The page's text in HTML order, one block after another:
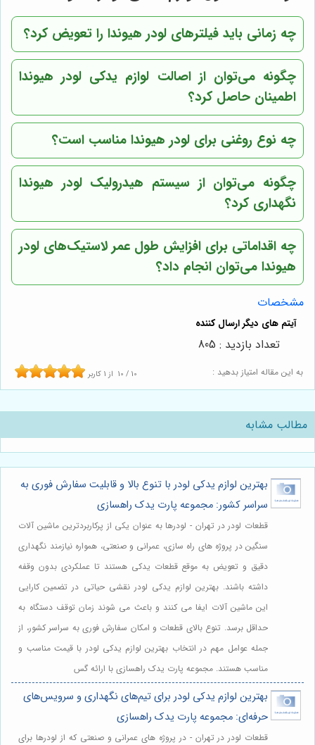
چه زمانی باید فیلترهای لودر هیوندا را تعویض کرد؟
چگونه می‌توان از اصالت لوازم یدکی لودر هیوندا
اطمینان حاصل کرد؟
چه نوع روغنی برای لودر هیوندا مناسب است؟
چگونه می‌توان از سیستم هیدرولیک لودر هیوندا
نگهداری کرد؟
چه اقداماتی برای افزایش طول عمر لاستیک‌های لودر
هیوندا می‌توان انجام داد؟
مشخصات
به این مقاله امتیاز بدهید : 10 / 10 از 1 کاربر
تعداد بازدید : 805
مطالب مشابه
بهترین لوازم یدکی لودر با تنوع بالا و قابلیت سفارش فوری به
سراسر کشور: مجموعه پارت یدک راهسازی
قطعات لودر در تهران - لودرها به عنوان یکی از پرکاربردترین ماشین آلات
سنگین در پروژه های راه سازی، عمرانی و صنعتی، همواره نیازمند نگهداری
دقیق و تعویض به موقع قطعات یدکی هستند تا عملکردی بدون وقفه
داشته باشند. بهترین لوازم یدکی لودر نقشی حیاتی در تضمین کارایی
این ماشین آلات ایفا می کنند و باعث می شوند زمان توقف دستگاه به
حداقل برسد. تنوع بالای قطعات و امکان سفارش فوری به سراسر کشور، از
جمله عوامل مهم در انتخاب بهترین لوازم یدکی لودر با قیمت مناسب و
مناسب هستند. مجموعه پارت یدک راهسازی با ارائه گس
بهترین لوازم یدکی لودر برای تیم‌های نگهداری و سرویس‌های
حرفه‌ای: مجموعه پارت یدک راهسازی
قطعات لودر در تهران - در پروژه های عمرانی و صنعتی که از لودرها برای